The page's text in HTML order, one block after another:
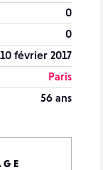
0
0
10 février 2017
Paris
56 ans